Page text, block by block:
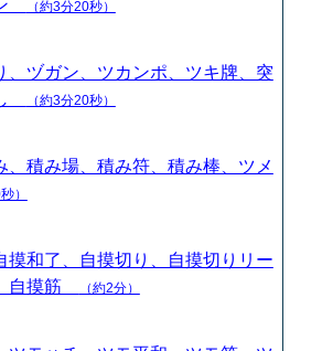
（約3分20秒）
、ヅガン、ツカンポ、ツキ牌、突
（約3分20秒）
、積み場、積み符、積み棒、ツメ
）
摸和了、自摸切り、自摸切りリー
自摸筋
（約2分）